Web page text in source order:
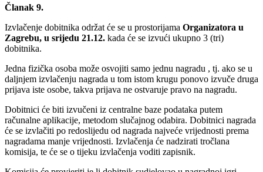
Članak 9.
Izvlačenje dobitnika održat će se u prostorijama Organizatora u
Zagrebu, u srijedu 21.12. kada će se izvući ukupno 3 (tri)
dobitnika.
Jedna fizička osoba može osvojiti samo jednu nagradu , tj. ako se u
daljnjem izvlačenju nagrada u tom istom krugu ponovo izvuče druga
prijava iste osobe, takva prijava ne ostvaruje pravo na nagradu.
Dobitnici će biti izvučeni iz centralne baze podataka putem
računalne aplikacije, metodom slučajnog odabira. Dobitnici nagrada
će se izvlačiti po redoslijedu od nagrada najveće vrijednosti prema
nagradama manje vrijednosti. Izvlačenja će nadzirati tročlana
komisija, te će se o tijeku izvlačenja voditi zapisnik.